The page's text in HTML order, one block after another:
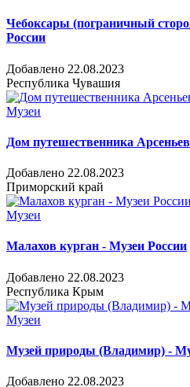
Чебоксары (пограничный
России
Добавлено 22.08.2023
Республика Чувашия
Музеи
Дом путешественника
Добавлено 22.08.2023
Приморский край
Музеи
Малахов курган - Музеи России
Добавлено 22.08.2023
Республика Крым
Музеи
Музей природы (Владимир) -
Добавлено 22.08.2023